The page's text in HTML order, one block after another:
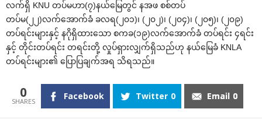
လက်ရှိ KNU တပ်မဟာ(၇)နယ်‌မြေတွင် နအဖ စစ်တပ်
တပ်မ(၂၂)လက်‌အောက်ခံ ခလရ(၂၀၁)၊ (၂၀၂)၊ (၂၀၄)၊ (၂၀၅)၊ (၂၀၉)
တပ်ရင်းများနှင့် နဂိုရှိထား‌သော စကခ(၁၉)လက်‌အောက်ခံ တပ်ရင်း ၄ရင်း
နှင့် တိုင်းတပ်ရင်း တရင်းတို့ လှုပ်ရှားလျှက်ရှိသည်ဟု နယ်‌မြေခံ KNLA
တပ်ရင်းများ၏ ‌ပြောပြချက်အရ သိရသည်။
0 Facebook Twitter 0 Email 0